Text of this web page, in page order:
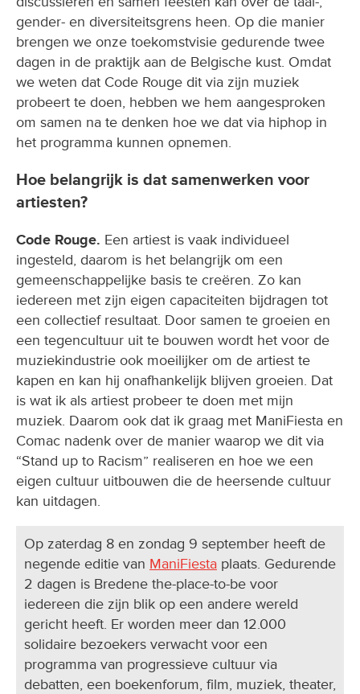
gender- en diversiteitsgrens heen. Op die manier
brengen we onze toekomstvisie gedurende twee
dagen in de praktijk aan de Belgische kust. Omdat
we weten dat Code Rouge dit via zijn muziek
probeert te doen, hebben we hem aangesproken
om samen na te denken hoe we dat via hiphop in
het programma kunnen opnemen.
Hoe belangrijk is dat samenwerken voor
artiesten?
Code Rouge. Een artiest is vaak individueel
ingesteld, daarom is het belangrijk om een
gemeenschappelijke basis te creëren. Zo kan
iedereen met zijn eigen capaciteiten bijdragen tot
een collectief resultaat. Door samen te groeien en
een tegencultuur uit te bouwen wordt het voor de
muziekindustrie ook moeilijker om de artiest te
kapen en kan hij onafhankelijk blijven groeien. Dat
is wat ik als artiest probeer te doen met mijn
muziek. Daarom ook dat ik graag met ManiFiesta en
Comac nadenk over de manier waarop we dit via
“Stand up to Racism” realiseren en hoe we een
eigen cultuur uitbouwen die de heersende cultuur
kan uitdagen.
Op zaterdag 8 en zondag 9 september heeft de
negende editie van ManiFiesta plaats. Gedurende
2 dagen is Bredene the-place-to-be voor
iedereen die zijn blik op een andere wereld
gericht heeft. Er worden meer dan 12.000
solidaire bezoekers verwacht voor een
programma van progressieve cultuur via
debatten, een boekenforum, film, muziek, theater,